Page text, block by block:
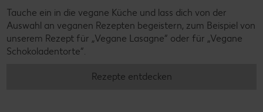
Tauche ein in die vegane Küche und lass dich von der
Auswahl an veganen Rezepten begeistern, zum Beispiel von
unserem Rezept für „Vegane Lasagne“ oder für „Vegane
Schokoladentorte“.
Rezepte entdecken